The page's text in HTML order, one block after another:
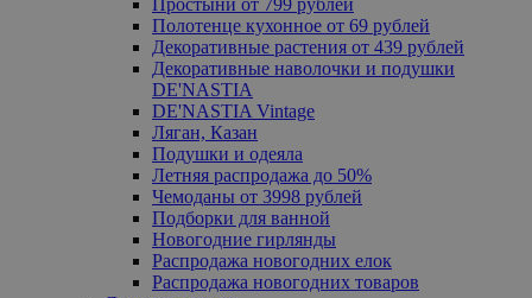
Полотенце кухонное от 69 рублей
Декоративные растения от 439 рублей
Декоративные наволочки и подушки
DE'NASTIA
DE'NASTIA Vintage
Ляган, Казан
Подушки и одеяла
Летняя распродажа до 50%
Чемоданы от 3998 рублей
Подборки для ванной
Новогодние гирлянды
Распродажа новогодних елок
Распродажа новогодних товаров